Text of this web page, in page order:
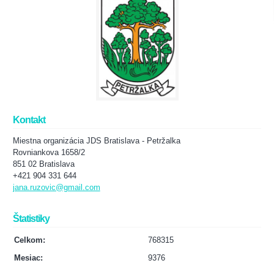
Kontakt
Miestna organizácia JDS Bratislava - Petržalka
Rovniankova 1658/2
851 02 Bratislava
+421 904 331 644
jana.ruzovic@gmail.com
Štatistiky
Celkom:
768315
Mesiac:
9376